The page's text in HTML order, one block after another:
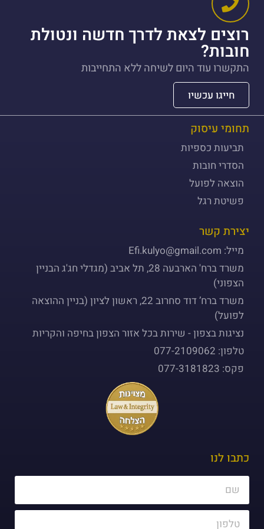
רוצים לצאת לדרך חדשה ונטולת
חובות?
התקשרו עוד היום לשיחה ללא התחייבות
חייגו עכשיו
תחומי עיסוק
תביעות כספיות
הסדרי חובות
הוצאה לפועל
פשיטת רגל
יצירת קשר
מייל: Efi.kulyo@gmail.com
משרד ברח' הארבעה 28, תל אביב (מגדלי חג'ג הבניין
הצפוני)
משרד ברח’ דוד סחרוב 22, ראשון לציון (בניין ההוצאה
לפועל)
נציגות בצפון - שירות בכל אזור הצפון בחיפה והקריות
טלפון: 077-2109062
פקס: 077-3181823
כתבו לנו